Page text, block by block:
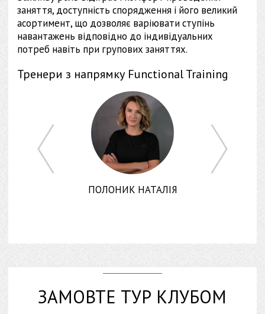
заняття, доступність спорядження і його великий
асортимент, що дозволяє варіювати ступінь
навантажень відповідно до індивідуальних
потреб навіть при групових заняттях.
Тренери з напрямку Functional Training
ПОЛОНИК НАТАЛІЯ
ЗАМОВТЕ ТУР КЛУБОМ